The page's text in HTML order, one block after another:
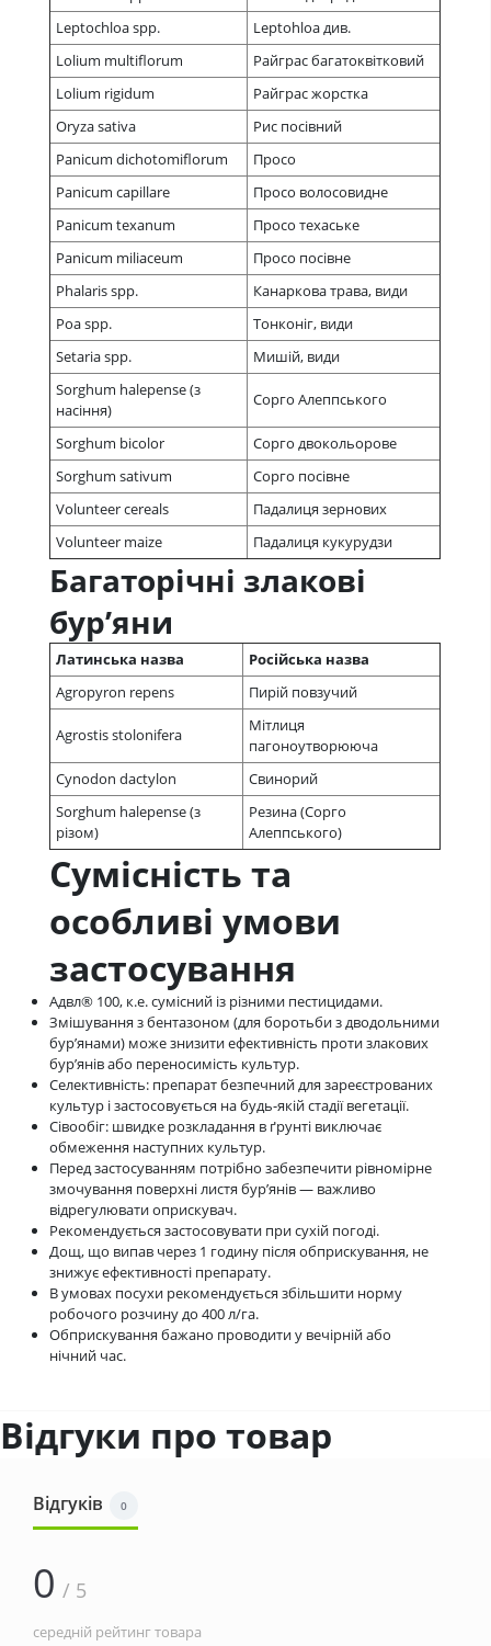
Leptochloa spp.
Leptohloa див.
Lolium multiflorum
Райграс багатоквітковий
Lolium rigidum
Райграс жорстка
Oryza sativa
Рис посівний
Panicum dichotomiflorum
Просо
Panicum capillare
Просо волосовидне
Panicum texanum
Просо техаське
Panicum miliaceum
Просо посівне
Phalaris spp.
Канаркова трава, види
Poa spp.
Тонконіг, види
Setaria spp.
Мишій, види
Sorghum halepense (з
насіння)
Сорго Алеппського
Sorghum bicolor
Сорго двокольорове
Sorghum sativum
Сорго посівне
Volunteer cereals
Падалиця зернових
Volunteer maize
Падалиця кукурудзи
Багаторічні злакові
бур’яни
Латинська назва
Російська назва
Agropyron repens
Пирій повзучий
Agrostis stolonifera
Мітлиця
пагоноутворююча
Cynodon dactylon
Свинорий
Sorghum halepense (з
різом)
Резина (Сорго
Алеппського)
Сумісність та
особливі умови
застосування
Адвл® 100, к.е. сумісний із різними пестицидами.
Змішування з бентазоном (для боротьби з дводольними
бур’янами) може знизити ефективність проти злакових
бур’янів або переносимість культур.
Селективність: препарат безпечний для зареєстрованих
культур і застосовується на будь-якій стадії вегетації.
Сівообіг: швидке розкладання в ґрунті виключає
обмеження наступних культур.
Перед застосуванням потрібно забезпечити рівномірне
змочування поверхні листя бур’янів — важливо
відрегулювати оприскувач.
Рекомендується застосовувати при сухій погоді.
Дощ, що випав через 1 годину після обприскування, не
знижує ефективності препарату.
В умовах посухи рекомендується збільшити норму
робочого розчину до 400 л/га.
Обприскування бажано проводити у вечірній або
нічний час.
Відгуки про товар
Відгуків 0
0 / 5
середній рейтинг товара